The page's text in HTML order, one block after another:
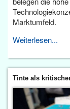
Marktumfeld.
Weiterlesen...
Tinte als